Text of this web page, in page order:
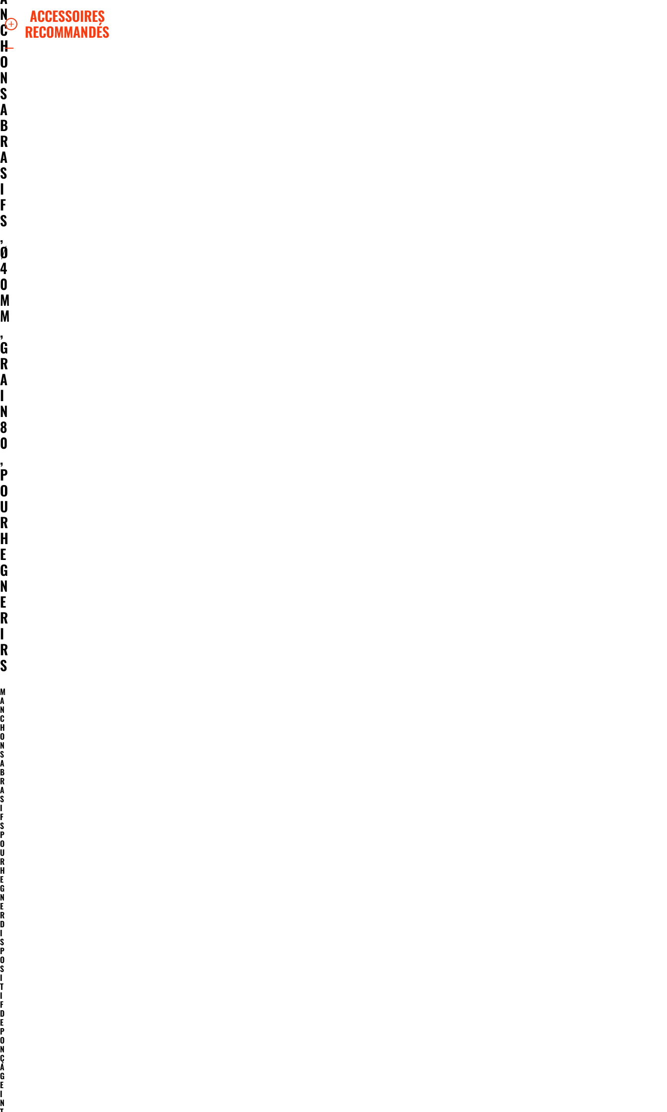
N
C
H
O
N
S
A
B
R
A
S
I
F
S
,
Ø
4
0
M
M
,
G
R
A
I
N
8
0
,
P
O
U
R
H
E
G
N
E
R
I
R
S
M
A
N
C
H
O
N
S
A
B
R
A
S
I
F
S
P
O
U
R
H
E
G
N
E
R
D
I
S
P
O
S
I
T
I
F
D
E
P
O
N
Ç
A
G
E
I
N
ACCESSOIRES
RECOMMANDÉS